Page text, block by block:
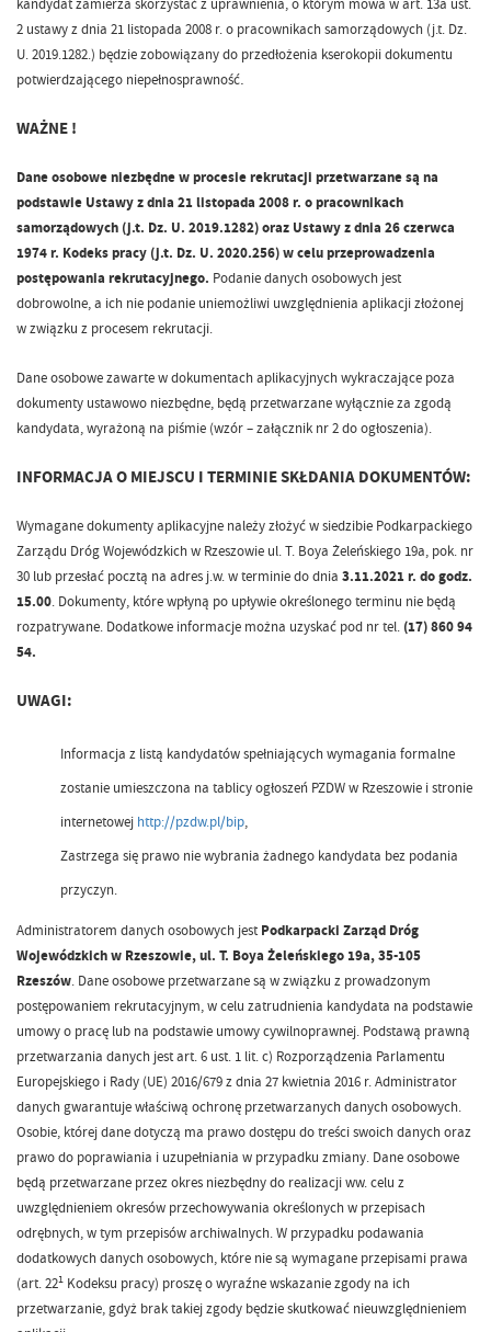
kandydat zamierza skorzystać z uprawnienia, o którym mowa w art. 13a ust.
2 ustawy z dnia 21 listopada 2008 r. o pracownikach samorządowych (j.t. Dz.
U. 2019.1282.) będzie zobowiązany do przedłożenia kserokopii dokumentu
potwierdzającego niepełnosprawność.
WAŻNE !
Dane osobowe niezbędne w procesie rekrutacji przetwarzane są na
podstawie Ustawy z dnia 21 listopada 2008 r. o pracownikach
samorządowych (j.t. Dz. U. 2019.1282) oraz Ustawy z dnia 26 czerwca
1974 r. Kodeks pracy (j.t. Dz. U. 2020.256) w celu przeprowadzenia
postępowania rekrutacyjnego. Podanie danych osobowych jest
dobrowolne, a ich nie podanie uniemożliwi uwzględnienia aplikacji złożonej
w związku z procesem rekrutacji.
Dane osobowe zawarte w dokumentach aplikacyjnych wykraczające poza
dokumenty ustawowo niezbędne, będą przetwarzane wyłącznie za zgodą
kandydata, wyrażoną na piśmie (wzór – załącznik nr 2 do ogłoszenia).
INFORMACJA O MIEJSCU I TERMINIE SKŁDANIA DOKUMENTÓW:
Wymagane dokumenty aplikacyjne należy złożyć w siedzibie Podkarpackiego
Zarządu Dróg Wojewódzkich w Rzeszowie ul. T. Boya Żeleńskiego 19a, pok. nr
30 lub przesłać pocztą na adres j.w. w terminie do dnia 3.11.2021 r. do godz.
15.00. Dokumenty, które wpłyną po upływie określonego terminu nie będą
rozpatrywane. Dodatkowe informacje można uzyskać pod nr tel. (17) 860 94
54.
UWAGI:
Informacja z listą kandydatów spełniających wymagania formalne
zostanie umieszczona na tablicy ogłoszeń PZDW w Rzeszowie i stronie
internetowej http://pzdw.pl/bip,
Zastrzega się prawo nie wybrania żadnego kandydata bez podania
przyczyn.
Administratorem danych osobowych jestPodkarpacki Zarząd Dróg
Wojewódzkich w Rzeszowie, ul. T. Boya Żeleńskiego 19a, 35-105
Rzeszów. Dane osobowe przetwarzane są w związku z prowadzonym
postępowaniem rekrutacyjnym, w celu zatrudnienia kandydata na podstawie
umowy o pracę lub na podstawie umowy cywilnoprawnej. Podstawą prawną
przetwarzania danych jest art. 6 ust. 1 lit. c) Rozporządzenia Parlamentu
Europejskiego i Rady (UE) 2016/679 z dnia 27 kwietnia 2016 r. Administrator
danych gwarantuje właściwą ochronę przetwarzanych danych osobowych.
Osobie, której dane dotyczą ma prawo dostępu do treści swoich danych oraz
prawo do poprawiania i uzupełniania w przypadku zmiany. Dane osobowe
będą przetwarzane przez okres niezbędny do realizacji ww. celu z
uwzględnieniem okresów przechowywania określonych w przepisach
odrębnych, w tym przepisów archiwalnych. W przypadku podawania
dodatkowych danych osobowych, które nie są wymagane przepisami prawa
(art. 221 Kodeksu pracy) proszę o wyraźne wskazanie zgody na ich
przetwarzanie, gdyż brak takiej zgody będzie skutkować nieuwzględnieniem